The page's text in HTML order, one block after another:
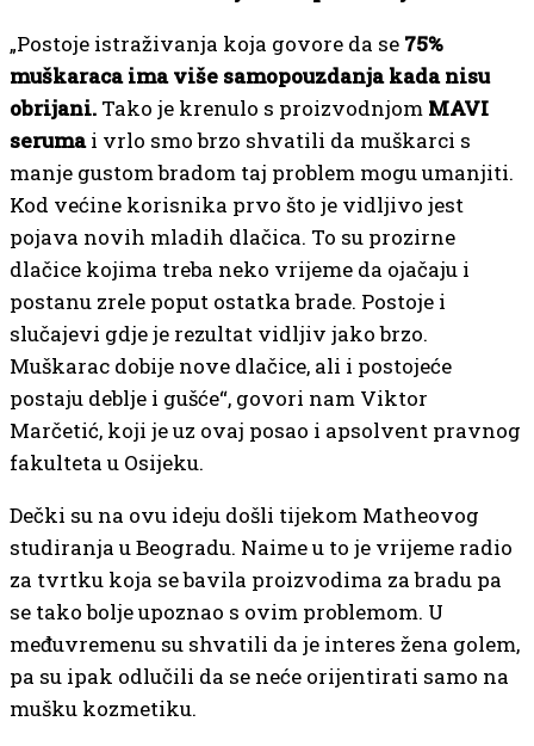
„Postoje istraživanja koja govore da se 75%
muškaraca ima više samopouzdanja kada nisu
obrijani. Tako je krenulo s proizvodnjom MAVI
serumai vrlo smo brzo shvatili da muškarci s
manje gustom bradom taj problem mogu umanjiti.
Kod većine korisnika prvo što je vidljivo jest
pojava novih mladih dlačica. To su prozirne
dlačice kojima treba neko vrijeme da ojačaju i
postanu zrele poput ostatka brade. Postoje i
slučajevi gdje je rezultat vidljiv jako brzo.
Muškarac dobije nove dlačice, ali i postojeće
postaju deblje i gušće“, govori nam Viktor
Marčetić, koji je uz ovaj posao i apsolvent pravnog
fakulteta u Osijeku.
Dečki su na ovu ideju došli tijekom Matheovog
studiranja u Beogradu. Naime u to je vrijeme radio
za tvrtku koja se bavila proizvodima za bradu pa
se tako bolje upoznao s ovim problemom. U
međuvremenu su shvatili da je interes žena golem,
pa su ipak odlučili da se neće orijentirati samo na
mušku kozmetiku.